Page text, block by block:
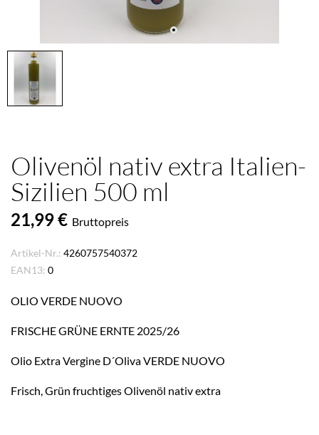
Olivenöl nativ extra Italien-
Sizilien 500 ml
21,99 € Bruttopreis
Artikel-Nr.: 4260757540372
EAN13: 0
OLIO VERDE NUOVO
FRISCHE GRÜNE ERNTE 2025/26
Olio Extra Vergine D´Oliva VERDE NUOVO
Frisch, Grün fruchtiges Olivenöl nativ extra